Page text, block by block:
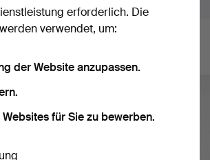
übereinstimmen.
erforderlich. Die
verwendet, um:
der Website anzupassen.
für Sie zu bewerben.